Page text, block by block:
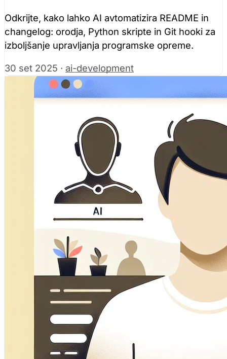
Odkrijte, kako lahko AI avtomatizira README in
changelog: orodja, Python skripte in Git hooki za
izboljšanje upravljanja programske opreme.
30 set 2025 · ai-development